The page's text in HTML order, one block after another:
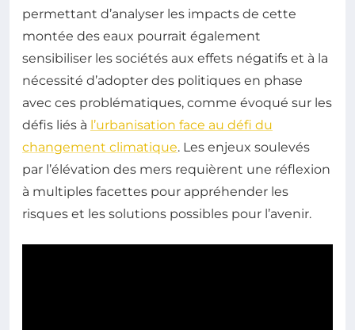
permettant d’analyser les impacts de cette
montée des eaux pourrait également
sensibiliser les sociétés aux effets négatifs et à la
nécessité d’adopter des politiques en phase
avec ces problématiques, comme évoqué sur les
défis liés à l’urbanisation face au défi du
changement climatique. Les enjeux soulevés
par l’élévation des mers requièrent une réflexion
à multiples facettes pour appréhender les
risques et les solutions possibles pour l’avenir.